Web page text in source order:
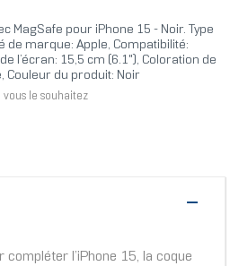
MagSafe pour iPhone 15 - Noir. Type
de marque: Apple, Compatibilité:
l’écran: 15,5 cm (6.1"), Coloration de
Couleur du produit: Noir
vous le souhaitez
compléter l’iPhone 15, la coque